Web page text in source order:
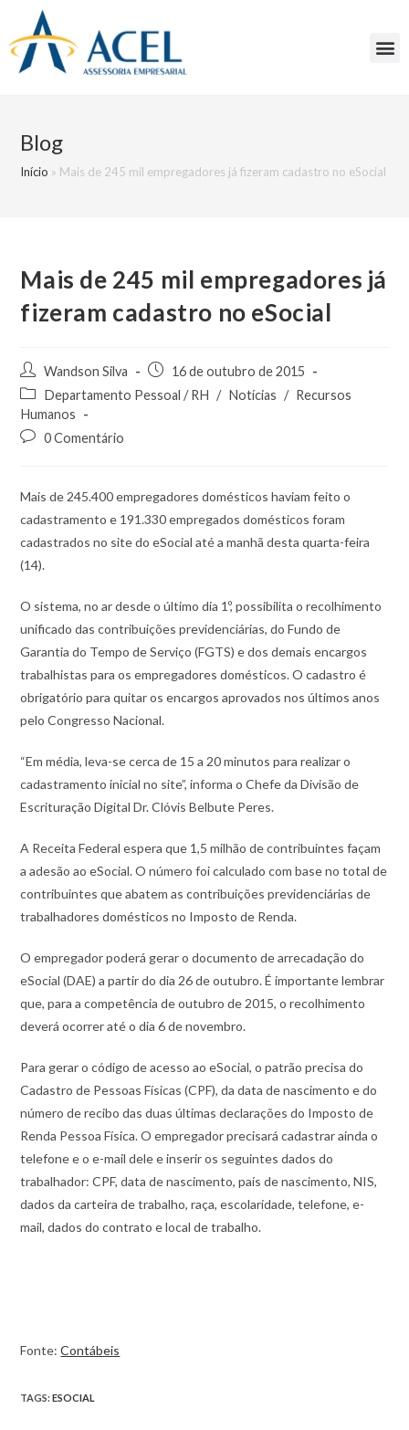
Blog
Início » Mais de 245 mil empregadores já fizeram cadastro no eSocial
Mais de 245 mil empregadores já
fizeram cadastro no eSocial
Wandson Silva
16 de outubro de 2015
Departamento Pessoal / RH / Notícias / Recursos
Humanos
0 Comentário
Mais de 245.400 empregadores domésticos haviam feito o
cadastramento e 191.330 empregados domésticos foram
cadastrados no site do eSocial até a manhã desta quarta-feira
(14).
O sistema, no ar desde o último dia 1º, possibilita o recolhimento
unificado das contribuições previdenciárias, do Fundo de
Garantia do Tempo de Serviço (FGTS) e dos demais encargos
trabalhistas para os empregadores domésticos. O cadastro é
obrigatório para quitar os encargos aprovados nos últimos anos
pelo Congresso Nacional.
“Em média, leva-se cerca de 15 a 20 minutos para realizar o
cadastramento inicial no site”, informa o Chefe da Divisão de
Escrituração Digital Dr. Clóvis Belbute Peres.
A Receita Federal espera que 1,5 milhão de contribuintes façam
a adesão ao eSocial. O número foi calculado com base no total de
contribuintes que abatem as contribuições previdenciárias de
trabalhadores domésticos no Imposto de Renda.
O empregador poderá gerar o documento de arrecadação do
eSocial (DAE) a partir do dia 26 de outubro. É importante lembrar
que, para a competência de outubro de 2015, o recolhimento
deverá ocorrer até o dia 6 de novembro.
Para gerar o código de acesso ao eSocial, o patrão precisa do
Cadastro de Pessoas Físicas (CPF), da data de nascimento e do
número de recibo das duas últimas declarações do Imposto de
Renda Pessoa Física. O empregador precisará cadastrar ainda o
telefone e o e-mail dele e inserir os seguintes dados do
trabalhador: CPF, data de nascimento, país de nascimento, NIS,
dados da carteira de trabalho, raça, escolaridade, telefone, e-
mail, dados do contrato e local de trabalho.
Fonte:Contábeis
TAGS:ESOCIAL